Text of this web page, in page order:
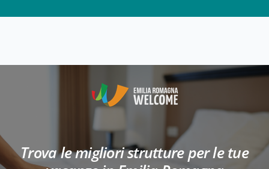
Trova le migliori strutture per le tue